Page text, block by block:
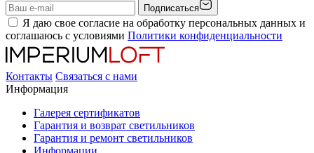
Подписаться
Я даю свое согласие на обработку персональных данных и
соглашаюсь с условиями Политики конфиденциальности
Контакты Связаться с нами
Информация
Галерея сертификатов
Гарантия и возврат светильников
Гарантия и ремонт светильников
Информации